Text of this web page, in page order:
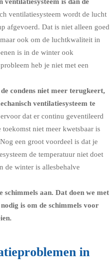
ventilatiesysteem wordt de lucht
afgevoerd. Dat is niet alleen goed
ook om de luchtkwaliteit in
is in de winter ook
heb je niet met een
condens niet meer terugkeert,
ventilatiesysteem te
dat er continu geventileerd
niet meer kwetsbaar is
een groot voordeel is dat je
de temperatuur niet doet
de winter is allesbehalve
aan. Dat doen we met
is om de schimmels voor
in